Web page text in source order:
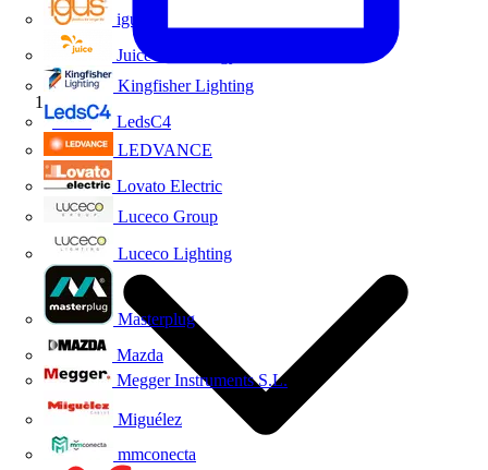
igus
Juice Technology
Kingfisher Lighting
LedsC4
LEDVANCE
Lovato Electric
Luceco Group
Luceco Lighting
Masterplug
Mazda
Megger Instruments S.L.
Miguélez
mmconecta
Inicio